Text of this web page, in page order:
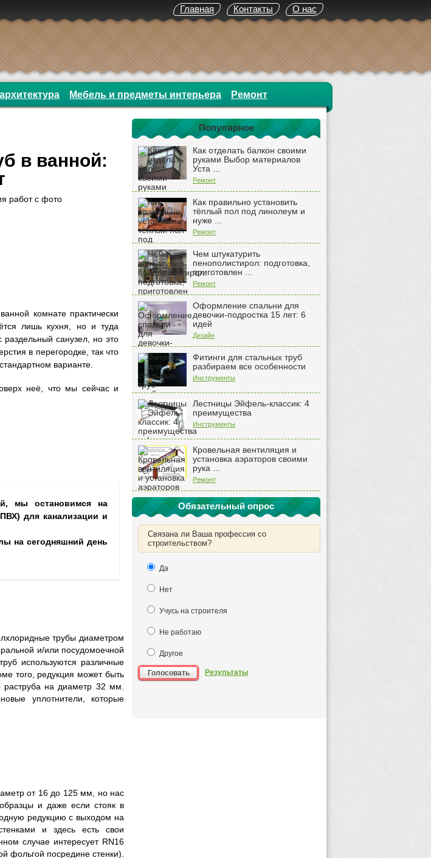
О нас
Контакты
Главная
Мебель и предметы интерьера Ремонт
Популярное
Как отделать балкон своими
руками Выбор материалов
Уста ...
Ремонт
Как правильно установить
тёплый пол под линолеум и
нуже ...
Ремонт
Чем штукатурить
пенополистирол: подготовка,
приготовлен ...
Ремонт
Оформление спальни для
девочки-подростка 15 лет: 6
идей
Дизайн
Фитинги для стальных труб
разбираем все особенности
Инструменты
Лестницы Эйфель-классик: 4
преимущества
Инструменты
Кровельная вентиляция и
установка аэраторов своими
рука ...
Ремонт
Обязательный опрос
Связана ли Ваша профессия со
строительством?
Да
Нет
Учусь на строителя
Не работаю
Другое
Голосовать Результаты
в ванной:
комнате практически
лишь кухня, но и туда
санузел, но это
в перегородке, так что
варианте.
неё, что мы сейчас и
мы остановимся на
для канализации и
на сегодняшний день
трубы диаметром
и/или посудомоечной
используются различные
того, редукция может быть
на диаметр 32 мм.
уплотнители, которые
от 16 до 125 мм, но нас
и даже если стояк в
редукцию с выходом на
и здесь есть свои
случае интересует RN16
фольгой посредине стенки).